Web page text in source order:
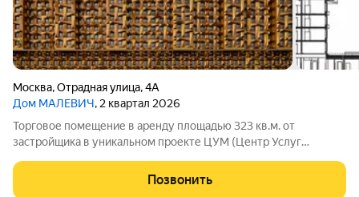
Москва,Отрадная улица,4А
Дом МАЛЕВИЧ, 2 квартал 2026
Торговое помещение в аренду площадью 323 кв.м. от
застройщика в уникальном проекте ЦУМ (Центр Услуг
кластер услуг, интегрированный в жилое пространство Дома
«МАЛЕВИЧ», который находится в сердце
Позвонить